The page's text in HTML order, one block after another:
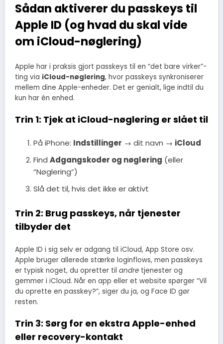
Sådan aktiverer du passkeys til
Apple ID (og hvad du skal vide
om iCloud-nøglering)
Apple har i praksis gjort passkeys til en “det bare virker”-
ting via iCloud-nøglering, hvor passkeys synkroniserer
mellem dine Apple-enheder. Det er genialt, lige indtil du
kun har én enhed.
Trin 1: Tjek at iCloud-nøglering er slået til
På iPhone: Indstillinger → dit navn → iCloud
Find Adgangskoder og nøglering (eller
“Nøglering”)
Slå det til, hvis det ikke er aktivt
Trin 2: Brug passkeys, når tjenester
tilbyder det
Apple ID i sig selv er adgang til iCloud, App Store osv.
Apple bruger allerede stærke loginflows, men passkeys
er typisk noget, du opretter til andre tjenester og
gemmer i iCloud. Når en app eller et website spørger “Vil
du oprette en passkey?”, siger du ja, og Face ID gør
resten.
Trin 3: Sørg for en ekstra Apple-enhed
eller recovery-kontakt